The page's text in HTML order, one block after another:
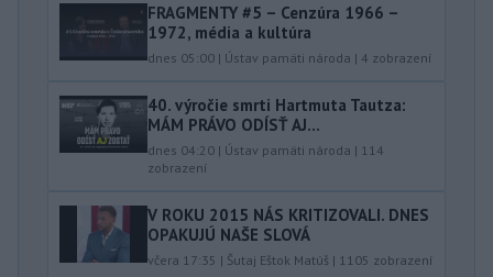
FRAGMENTY #5 – Cenzúra 1966 –
1972, média a kultúra
dnes 05:00 | Ústav pamäti národa | 4 zobrazení
40.⁠ ⁠výročie smrti Hartmuta Tautza:
MÁM PRÁVO ODÍSŤ AJ...
dnes 04:20 | Ústav pamäti národa | 114
zobrazení
V ROKU 2015 NÁS KRITIZOVALI. DNES
OPAKUJÚ NAŠE SLOVÁ
včera 17:35 | Šutaj Eštok Matúš | 1105 zobrazení